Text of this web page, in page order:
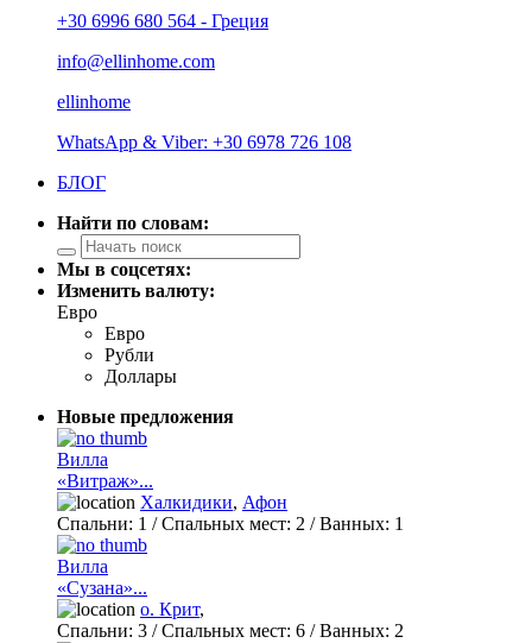
+30 6996 680 564 - Греция
info@ellinhome.com
ellinhome
WhatsApp & Viber: +30 6978 726 108
БЛОГ
Найти по словам:
Мы в соцсетях:
Изменить валюту:
Евро
Евро
Рубли
Доллары
Новые предложения
Вилла
«Витраж»...
Халкидики, Афон
Спальни: 1 / Спальных мест: 2 /Ванных: 1
Вилла
«Сузана»...
о. Крит,
Спальни: 3 / Спальных мест: 6 /Ванных: 2